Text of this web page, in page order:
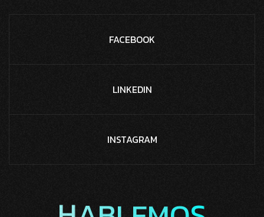
FACEBOOK
LINKEDIN
INSTAGRAM